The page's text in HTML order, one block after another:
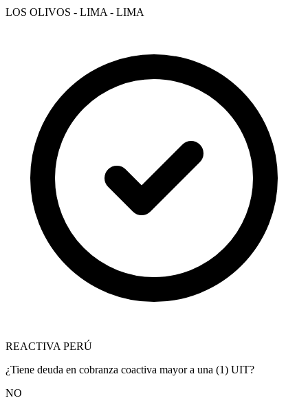
LOS OLIVOS - LIMA - LIMA
REACTIVA PERÚ
¿Tiene deuda en cobranza coactiva mayor a una (1) UIT?
NO